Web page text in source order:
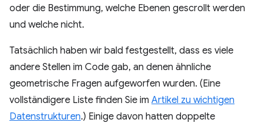
oder die Bestimmung, welche Ebenen gescrollt werden
und welche nicht.
Tatsächlich haben wir bald festgestellt, dass es viele
andere Stellen im Code gab, an denen ähnliche
geometrische Fragen aufgeworfen wurden. (Eine
vollständigere Liste finden Sie im Artikel zu wichtigen
Datenstrukturen.) Einige davon hatten doppelte